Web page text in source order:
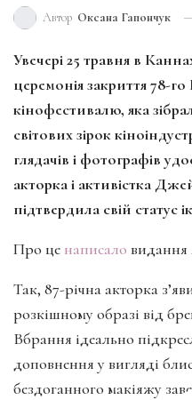
Автор Оксана Гапончук
Увечері 25 травня в
церемонія закриття 78-
кінофестивалю, яка
світових зірок
глядачів і фотографів
акторка і активістка
підтвердила свій статус
Про це написало видання
Так, 87-річна акторка
розкішному образі від
Вбрання ідеально
доповнення у вигляді
бездоганного макіяжу